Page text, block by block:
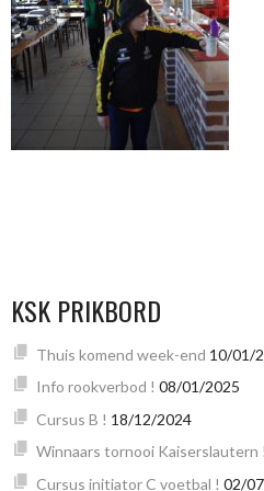
KSK PRIKBORD
Thuis komend week-end 10/01/
Info rookverbod ! 08/01/2025
Cursus B ! 18/12/2024
Winnaars tornooi Kaiserslautern !
Cursus initiator C voetbal ! 02/